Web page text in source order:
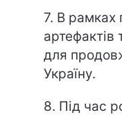
7. В рамках
артефактів
для
Україну.
8. Під час